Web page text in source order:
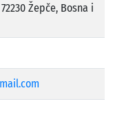
Žepče, Bosna i